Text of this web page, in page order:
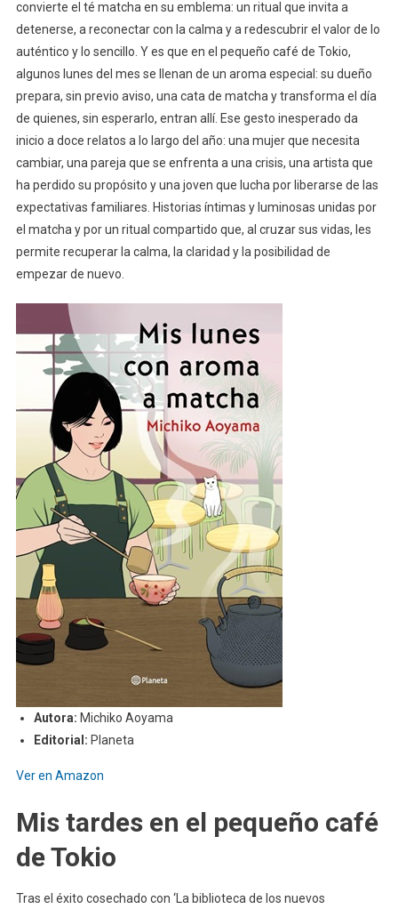
convierte el té matcha en su emblema: un ritual que invita a
detenerse, a reconectar con la calma y a redescubrir el valor de lo
auténtico y lo sencillo. Y es que en el pequeño café de Tokio,
algunos lunes del mes se llenan de un aroma especial: su dueño
prepara, sin previo aviso, una cata de matcha y transforma el día
de quienes, sin esperarlo, entran allí. Ese gesto inesperado da
inicio a doce relatos a lo largo del año: una mujer que necesita
cambiar, una pareja que se enfrenta a una crisis, una artista que
ha perdido su propósito y una joven que lucha por liberarse de las
expectativas familiares. Historias íntimas y luminosas unidas por
el matcha y por un ritual compartido que, al cruzar sus vidas, les
permite recuperar la calma, la claridad y la posibilidad de
empezar de nuevo.
Autora: Michiko Aoyama
Editorial: Planeta
Ver en Amazon
Mis tardes en el pequeño café
de Tokio
Tras el éxito cosechado con ‘La biblioteca de los nuevos